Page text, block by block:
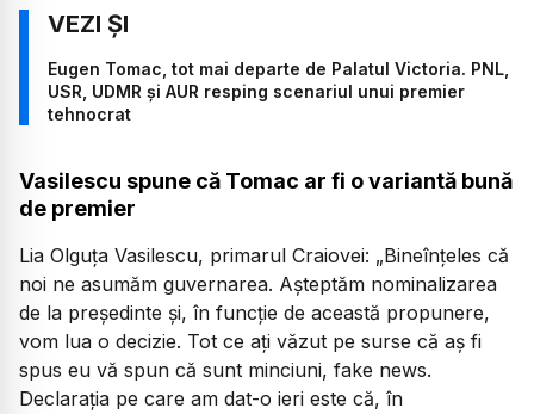
Eugen Tomac, tot mai departe de Palatul Victoria. PNL,
USR, UDMR și AUR resping scenariul unui premier
tehnocrat
Vasilescu spune că Tomac ar fi o variantă bună
de premier
Lia Olguța Vasilescu, primarul Craiovei: „Bineînțeles că
noi ne asumăm guvernarea. Așteptăm nominalizarea
de la președinte și, în funcție de această propunere,
vom lua o decizie. Tot ce ați văzut pe surse că aș fi
spus eu vă spun că sunt minciuni, fake news.
Declarația pe care am dat-o ieri este că, în